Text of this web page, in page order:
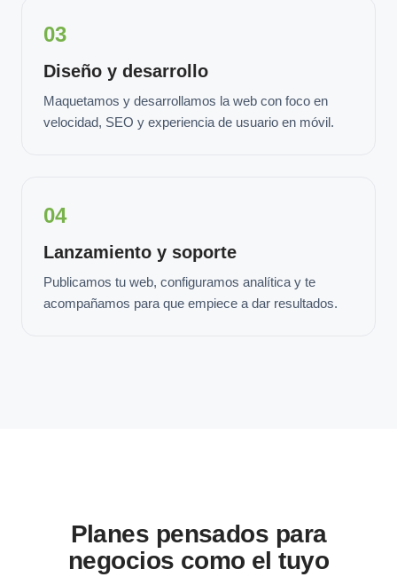
03
Diseño y desarrollo
Maquetamos y desarrollamos la web con foco en
velocidad, SEO y experiencia de usuario en móvil.
04
Lanzamiento y soporte
Publicamos tu web, configuramos analítica y te
acompañamos para que empiece a dar resultados.
Planes pensados para
negocios como el tuyo